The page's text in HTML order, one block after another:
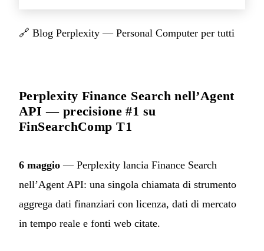
🔗 Blog Perplexity — Personal Computer per tutti
Perplexity Finance Search nell’Agent
API — precisione #1 su
FinSearchComp T1
6 maggio — Perplexity lancia Finance Search
nell’Agent API: una singola chiamata di strumento
aggrega dati finanziari con licenza, dati di mercato
in tempo reale e fonti web citate.